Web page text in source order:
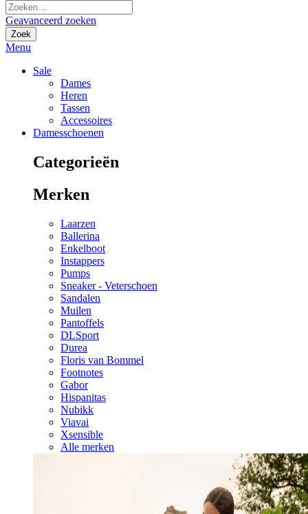
Geavanceerd zoeken
Zoek
Menu
Sale
Dames
Heren
Tassen
Accessoires
Damesschoenen
Categorieën
Merken
Laarzen
Ballerina
Enkelboot
Instappers
Pumps
Sneaker - Veterschoen
Sandalen
Muilen
Pantoffels
DLSport
Durea
Floris van Bommel
Footnotes
Gabor
Hispanitas
Nubikk
Viavai
Xsensible
Alle merken